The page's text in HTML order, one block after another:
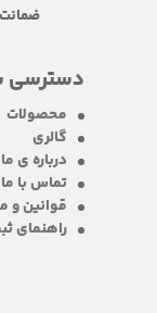
ضمانت
دسترسی
محصولات
گالری
درباره ی ما
تماس با ما
قوانین و
راهنمای